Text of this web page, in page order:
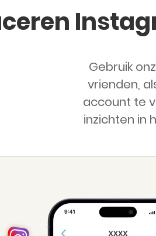
Gebruik
vrienden,
account te
inzichten in